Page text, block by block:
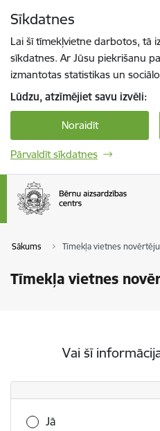
Sīkdatnes
Lai šī tīmekļvietne darbotos, tā
sīkdatnes. Ar Jūsu piekrišanu
izmantotas statistikas un
Lūdzu, atzīmējiet savu izvēli:
Noraidīt
Pārvaldīt sīkdatnes
Sākums Tīmekļa vietnes
Tīmekļa vietnes
Vai šī
Vai šī informācija bija
Jā